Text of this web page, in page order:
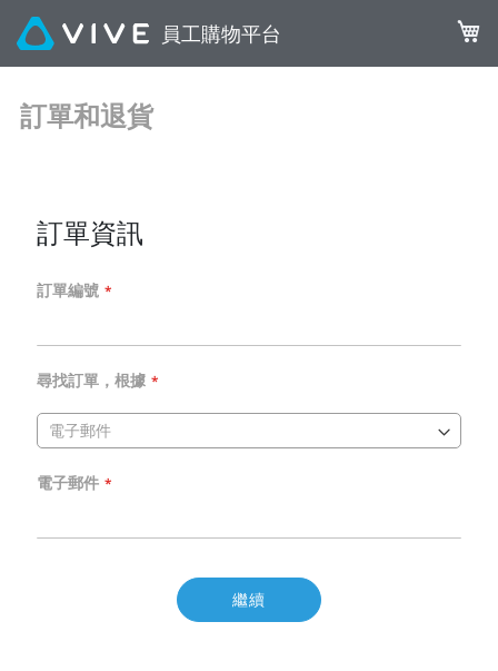
我的
訂單和退貨
訂單資訊
訂單編號
尋找訂單，根據
電子郵件
繼續